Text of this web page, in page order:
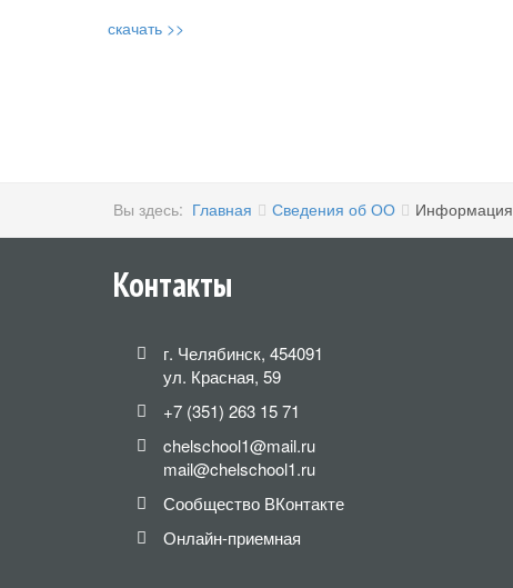
скачать >>
Вы здесь: Главная Сведения об ОО Информация
Контакты
г. Челябинск, 454091
ул. Красная, 59
+7 (351) 263 15 71
chelschool1@mail.ru
mail@chelschool1.ru
Сообщество ВКонтакте
Онлайн-приемная